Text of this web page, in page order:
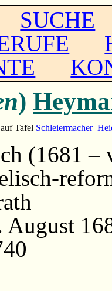
SUCHE
)
auf Tafel
(1681 –
August